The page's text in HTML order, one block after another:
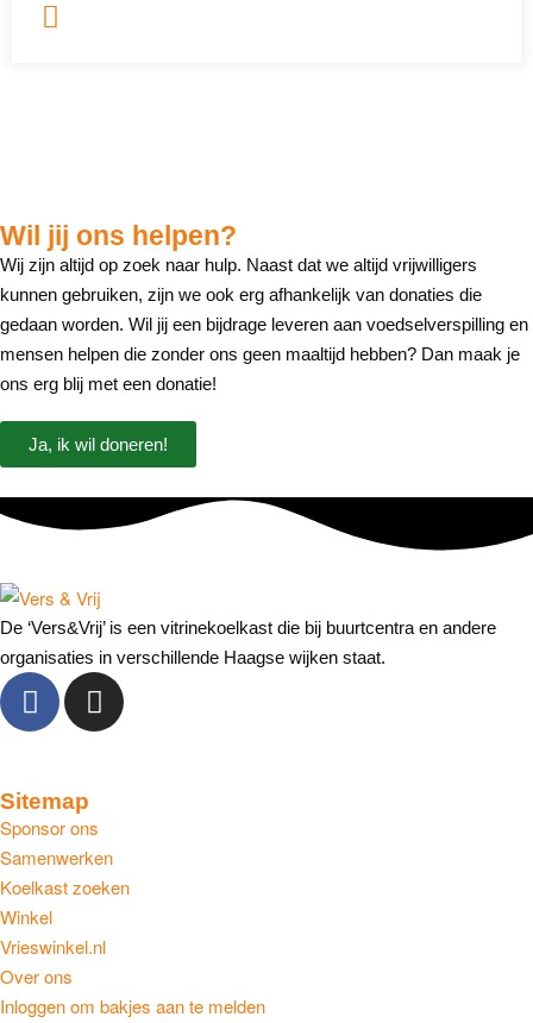
Wil jij ons helpen?
Wij zijn altijd op zoek naar hulp. Naast dat we altijd vrijwilligers
kunnen gebruiken, zijn we ook erg afhankelijk van donaties die
gedaan worden. Wil jij een bijdrage leveren aan voedselverspilling en
mensen helpen die zonder ons geen maaltijd hebben? Dan maak je
ons erg blij met een donatie!
Ja, ik wil doneren!
De ‘Vers&Vrij’ is een vitrinekoelkast die bij buurtcentra en andere
organisaties in verschillende Haagse wijken staat.
Sitemap
Sponsor ons
Samenwerken
Koelkast zoeken
Winkel
Vrieswinkel.nl
Over ons
Inloggen om bakjes aan te melden